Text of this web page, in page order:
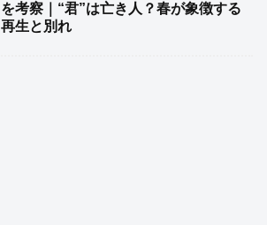
を考察｜“君”は亡き人？春が象徴する
再生と別れ